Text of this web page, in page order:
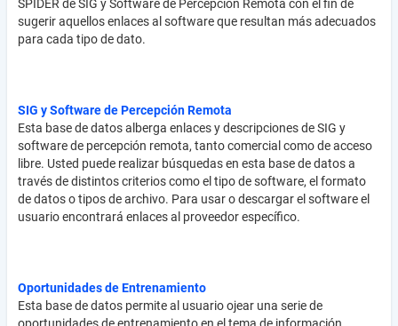
SPIDER de SIG y Software de Percepción Remota con el fin de
sugerir aquellos enlaces al software que resultan más adecuados
para cada tipo de dato.
SIG y Software de Percepción Remota
Esta base de datos alberga enlaces y descripciones de SIG y
software de percepción remota, tanto comercial como de acceso
libre. Usted puede realizar búsquedas en esta base de datos a
través de distintos criterios como el tipo de software, el formato
de datos o tipos de archivo. Para usar o descargar el software el
usuario encontrará enlaces al proveedor específico.
Oportunidades de Entrenamiento
Esta base de datos permite al usuario ojear una serie de